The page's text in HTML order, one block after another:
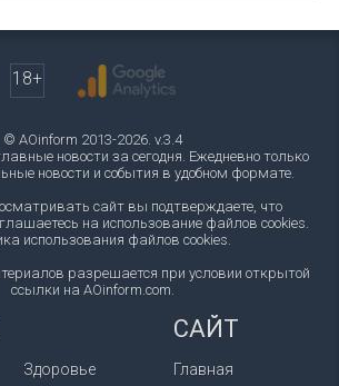
18+
© AOinform 2013-2026. v.3.4
новости за сегодня. Ежедневно только
новости и события в удобном формате.
сайт вы подтверждаете, что
на использование файлов cookies.
использования файлов cookies.
разрешается при условии открытой
ссылки на AOinform.com.
Здоровье
САЙТ
Главная